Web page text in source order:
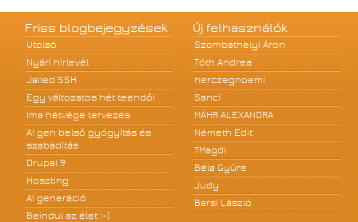
Friss blogbejegyzések
Utolsó
Nyári hírlevél
Jailed SSH
Egy változatos hét teendői
Ima hétvége tervezés
A! gen belső gyógyítás és
szabadítás
Drupal 9
Hoszting
A! generáció
Beindul az élet :-)
Új felhasználók
Szombathelyi Áron
Tóth Andrea
herczegnoemi
Sanci
MÁHR ALEXANDRA
Németh Edit
TMagdi
Béla Gyüre
Judy
Barsi László